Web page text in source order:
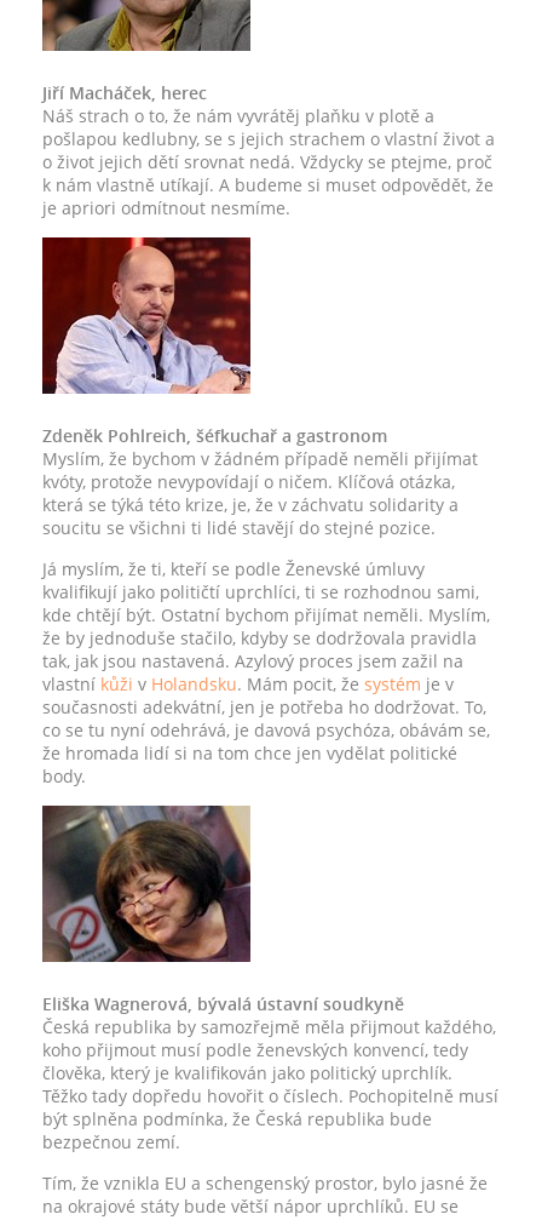
Jiří Macháček, herec
Náš strach o to, že nám vyvrátěj plaňku v plotě a
pošlapou kedlubny, se s jejich strachem o vlastní život a
o život jejich dětí srovnat nedá. Vždycky se ptejme, proč
k nám vlastně utíkají. A budeme si muset odpovědět, že
je apriori odmítnout nesmíme.
Zdeněk Pohlreich, šéfkuchař a gastronom
Myslím, že bychom v žádném případě neměli přijímat
kvóty, protože nevypovídají o ničem. Klíčová otázka,
která se týká této krize, je, že v záchvatu solidarity a
soucitu se všichni ti lidé stavějí do stejné pozice.
Já myslím, že ti, kteří se podle Ženevské úmluvy
kvalifikují jako političtí uprchlíci, ti se rozhodnou sami,
kde chtějí být. Ostatní bychom přijímat neměli. Myslím,
že by jednoduše stačilo, kdyby se dodržovala pravidla
tak, jak jsou nastavená. Azylový proces jsem zažil na
vlastní kůži v Holandsku. Mám pocit, že systém je v
současnosti adekvátní, jen je potřeba ho dodržovat. To,
co se tu nyní odehrává, je davová psychóza, obávám se,
že hromada lidí si na tom chce jen vydělat politické
body.
Eliška Wagnerová, bývalá ústavní soudkyně
Česká republika by samozřejmě měla přijmout každého,
koho přijmout musí podle ženevských konvencí, tedy
člověka, který je kvalifikován jako politický uprchlík.
Těžko tady dopředu hovořit o číslech. Pochopitelně musí
být splněna podmínka, že Česká republika bude
bezpečnou zemí.
Tím, že vznikla EU a schengenský prostor, bylo jasné že
na okrajové státy bude větší nápor uprchlíků. EU se